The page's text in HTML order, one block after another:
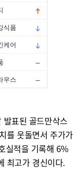
표된 골드만삭스
를 웃돌면서 주가가
실적을 기록해 6%
최고가 경신이다.